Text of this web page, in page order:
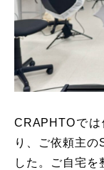
CRAPHTOで
り、ご依頼主の
した。ご自宅を